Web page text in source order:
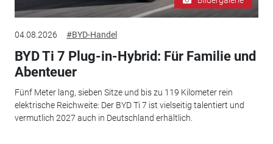
04.08.2026 #BYD-Handel
BYD Ti 7 Plug-in-Hybrid: Für Familie und
Abenteuer
Fünf Meter lang, sieben Sitze und bis zu 119 Kilometer rein
elektrische Reichweite: Der BYD Ti 7 ist vielseitig talentiert und
vermutlich 2027 auch in Deutschland erhältlich.